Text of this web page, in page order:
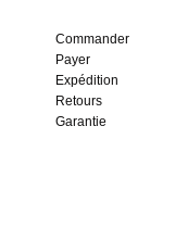
Commander
Payer
Expédition
Retours
Garantie